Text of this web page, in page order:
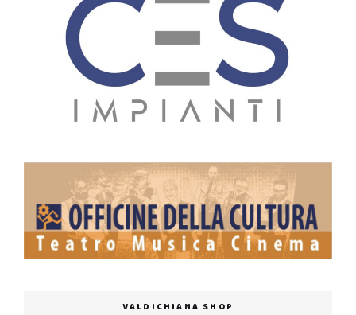
VALDICHIANA SHOP